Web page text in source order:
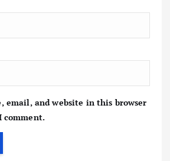
email, and website in this browser